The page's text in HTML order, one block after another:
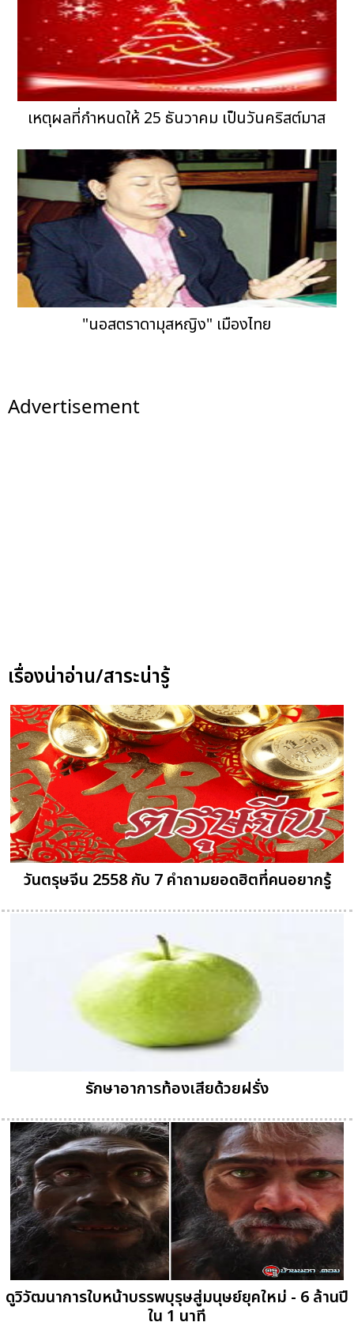
เหตุผลที่กำหนดให้ 25 ธันวาคม เป็นวันคริสต์มาส
"นอสตราดามุสหญิง" เมืองไทย
Advertisement
เรื่องน่าอ่าน/สาระน่ารู้
วันตรุษจีน 2558 กับ 7 คำถามยอดฮิตที่คนอยากรู้
รักษาอาการท้องเสียด้วยฝรั่ง
ดูวิวัฒนาการใบหน้าบรรพบุรุษสู่มนุษย์ยุคใหม่ - 6 ล้านปี
ใน 1 นาที